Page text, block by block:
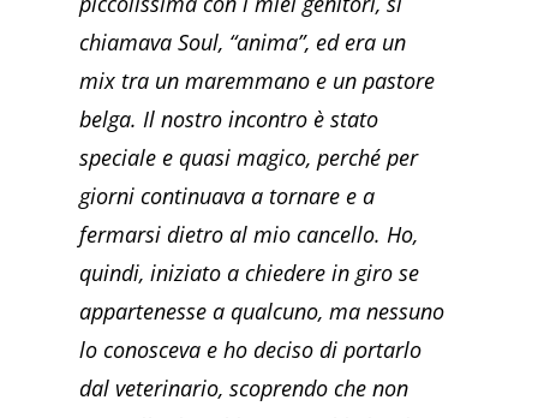
chiamava Soul, “anima”, ed era un
mix tra un maremmano e un pastore
belga. Il nostro incontro è stato
speciale e quasi magico, perché per
giorni continuava a tornare e a
fermarsi dietro al mio cancello. Ho,
quindi, iniziato a chiedere in giro se
appartenesse a qualcuno, ma nessuno
lo conosceva e ho deciso di portarlo
dal veterinario, scoprendo che non